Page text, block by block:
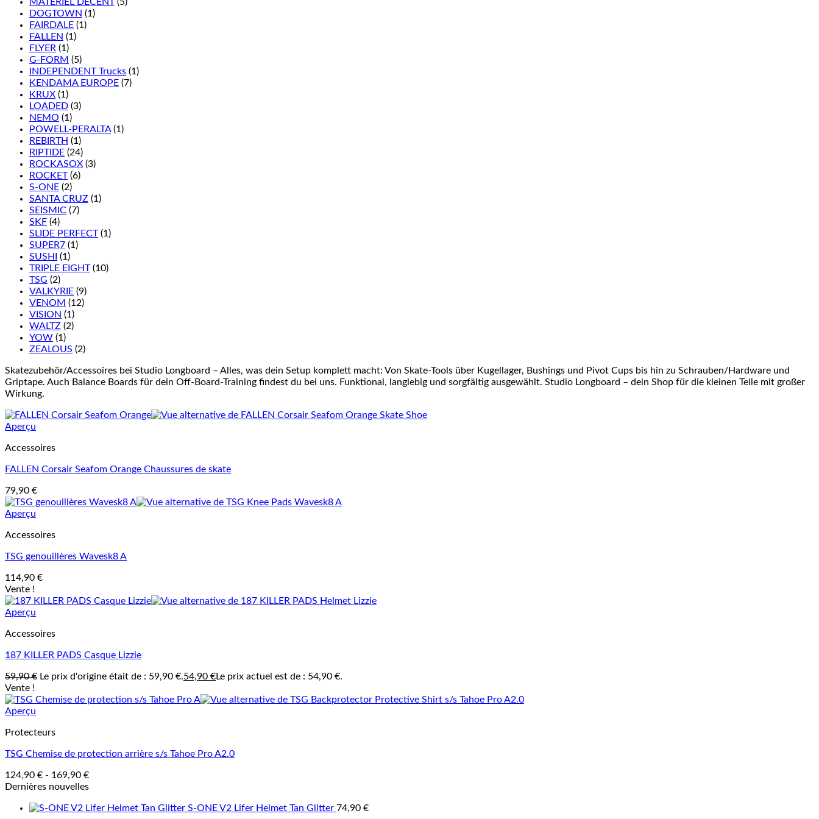
DOGTOWN (1)
FAIRDALE (1)
FALLEN (1)
FLYER (1)
G-FORM (5)
INDEPENDENT Trucks (1)
KENDAMA EUROPE (7)
KRUX (1)
LOADED (3)
NEMO (1)
POWELL-PERALTA (1)
REBIRTH (1)
RIPTIDE (24)
ROCKASOX (3)
ROCKET (6)
S-ONE (2)
SANTA CRUZ (1)
SEISMIC (7)
SKF (4)
SLIDE PERFECT (1)
SUPER7 (1)
SUSHI
(1)
TRIPLE EIGHT (10)
TSG (2)
VALKYRIE (9)
VENOM (12)
VISION (1)
WALTZ (2)
YOW (1)
ZEALOUS (2)
Skatezubehör/Accessoires bei Studio Longboard – Alles, was dein Setup komplett macht: Von Skate-Tools über Kugellager, Bushings und Pivot Cups bis hin zu Schrauben/Hardware und
Griptape. Auch Balance Boards für dein Off-Board-Training findest du bei uns. Funktional, langlebig und sorgfältig ausgewählt. Studio Longboard – dein Shop für die kleinen Teile mit großer
Wirkung.
Aperçu
Accessoires
FALLEN Corsair Seafom Orange Chaussures de skate
79,90 €
Aperçu
Accessoires
TSG genouillères Wavesk8 A
114,90 €
Vente !
Aperçu
Accessoires
187 KILLER PADS Casque Lizzie
59,90€ Le prix d'origine était de : 59,90 €.54,90 €Le prix actuel est de : 54,90 €.
Vente !
Aperçu
Protecteurs
TSG Chemise de protection arrière s/s Tahoe Pro A2.0
124,90 € - 169,90 €
Dernières nouvelles
S-ONE V2 Lifer Helmet Tan Glitter 74,90 €